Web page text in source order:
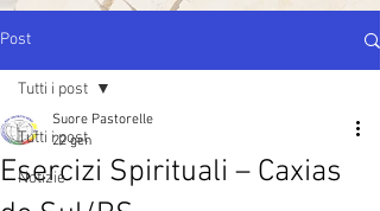
Post
Tutti i post
Notizie
Tutti i post
Esercizi Spirituali – Caxias
Suore Pastorelle
22 gen